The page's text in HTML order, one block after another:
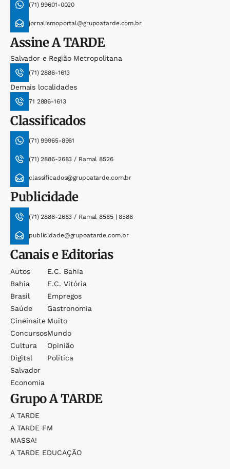
(71) 99601-0020
jornalismoportal@grupoatarde.com.br
AssineA TARDE
Salvador e Região Metropolitana
(71) 2886-1613
Demais localidades
71 2886-1613
Classificados
(71) 99965-8961
(71) 2886-2683 / Ramal 8526
classificados@grupoatarde.com.br
Publicidade
(71) 2886-2683 / Ramal 8585 | 8586
publicidade@grupoatarde.com.br
Canais e Editorias
Autos
Bahia
Brasil
Saúde
Cineinsite
Concursos
Cultura
Digital
Salvador
Economia
E.c. Bahia
E.c. Vitória
Empregos
Gastronomia
Muito
Mundo
Opinião
Política
GrupoA TARDE
A TARDE
A TARDE FM
MASSA!
A TARDE EDUCAÇÃO